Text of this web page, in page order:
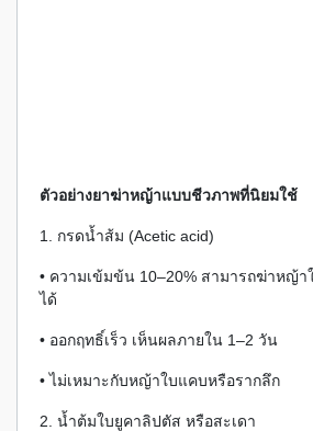
ตัวอย่างยาฆ่าหญ้าแบบชีวภาพที่นิยมใช้
1. กรดน้ำส้ม (Acetic acid)
• ความเข้มข้น 10–20% สามารถฆ่าหญ้
ได้
• ออกฤทธิ์เร็ว เห็นผลภายใน 1–2 วัน
• ไม่เหมาะกับหญ้าใบแคบหรือรากลึก
2. น้ำต้มใบยูคาลิปตัส หรือสะเดา